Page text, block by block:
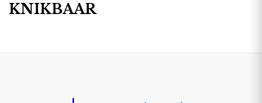
KNIKBAAR